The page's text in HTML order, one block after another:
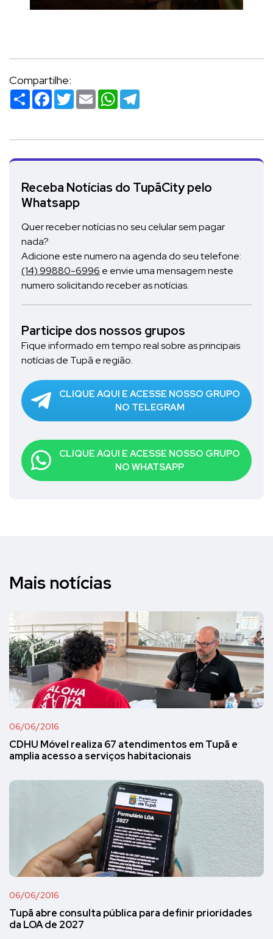
Compartilhe:
Compartilhar
Facebook
TwitterEmailWhatsApp
Receba Notícias do TupãCity pelo
Whatsapp
Quer receber notícias no seu celular sem pagar
nada?
Adicione este numero na agenda do seu telefone:
(14) 99880-6996 e envie uma mensagem neste
numero solicitando receber as notícias.
Participe dos nossos grupos
Fique informado em tempo real sobre as principais
notícias de Tupã e região.
CLIQUE AQUI E ACESSE NOSSO GRUPO
NO TELEGRAM
CLIQUE AQUI E ACESSE NOSSO GRUPO
NO WHATSAPP
Mais notícias
06/06/2016
CDHU Móvel realiza 67 atendimentos em Tupã e
amplia acesso a serviços habitacionais
06/06/2016
Tupã abre consulta pública para definir prioridades
da LOA de 2027